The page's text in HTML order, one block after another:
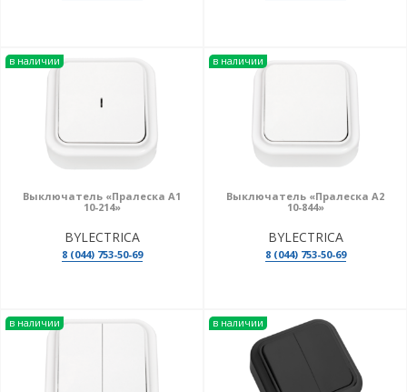
в наличии
Выключатель «Пралеска А1
10-214»
BYLECTRICA
8 (044) 753-50-69
в наличии
Выключатель «Пралеска А2
10-844»
BYLECTRICA
8 (044) 753-50-69
в наличии в наличии